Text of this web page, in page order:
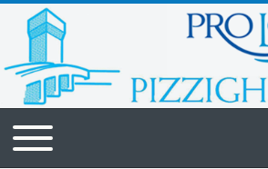
Navigazione principale
Toggle main menu